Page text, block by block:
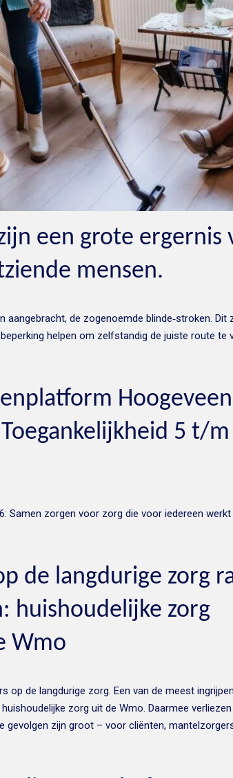
een grote ergernis
mensen.
aangebracht, de zogenoemde blinde‑stroken. Dit
helpen om zelfstandig de juiste route te
5 t/
Samen zorgen voor zorg die voor iedereen werkt
de langdurige zorg
huishoudelijke zorg
Wmo
op de langdurige zorg. Een van de meest
zorg uit de Wmo. Daarmee
gevolgen zijn groot – voor cliënten,